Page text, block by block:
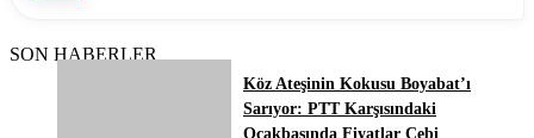
SON HABERLER
Köz Ateşinin Kokusu Boyabat’ı
Sarıyor: PTT Karşısındaki
Ocakbaşında Fiyatlar Cebi